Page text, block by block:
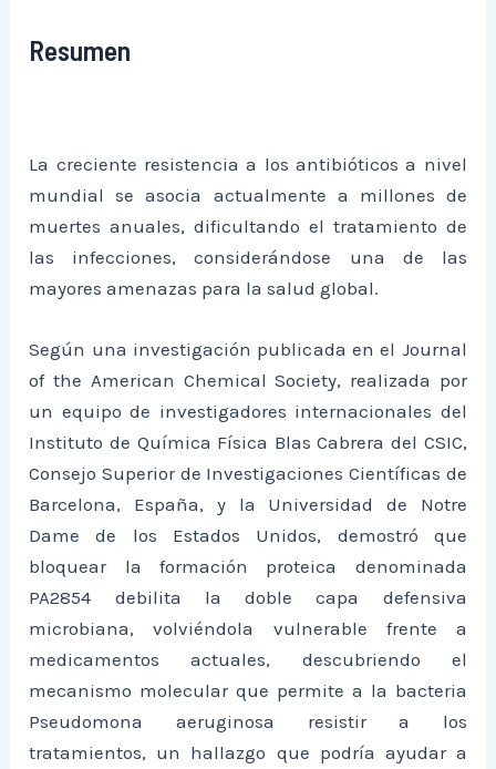
Resumen
La creciente resistencia a los antibióticos a nivel
mundial se asocia actualmente a millones de
muertes anuales, dificultando el tratamiento de
las infecciones, considerándose una de las
mayores amenazas para la salud global.
Según una investigación publicada en el Journal
of the American Chemical Society, realizada por
un equipo de investigadores internacionales del
Instituto de Química Física Blas Cabrera del CSIC,
Consejo Superior de Investigaciones Científicas de
Barcelona, España, y la Universidad de Notre
Dame de los Estados Unidos, demostró que
bloquear la formación proteica denominada
PA2854 debilita la doble capa defensiva
microbiana, volviéndola vulnerable frente a
medicamentos actuales, descubriendo el
mecanismo molecular que permite a la bacteria
Pseudomona aeruginosa resistir a los
tratamientos, un hallazgo que podría ayudar a